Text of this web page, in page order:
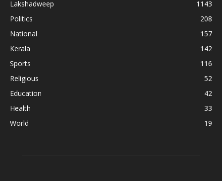
Lakshadweep
1143
Politics
208
National
157
Kerala
142
Sports
116
Religious
52
Education
42
Health
33
World
19